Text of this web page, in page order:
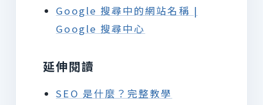
Google 搜尋中的網站名稱 |
Google 搜尋中心
延伸閱讀
SEO 是什麼？完整教學